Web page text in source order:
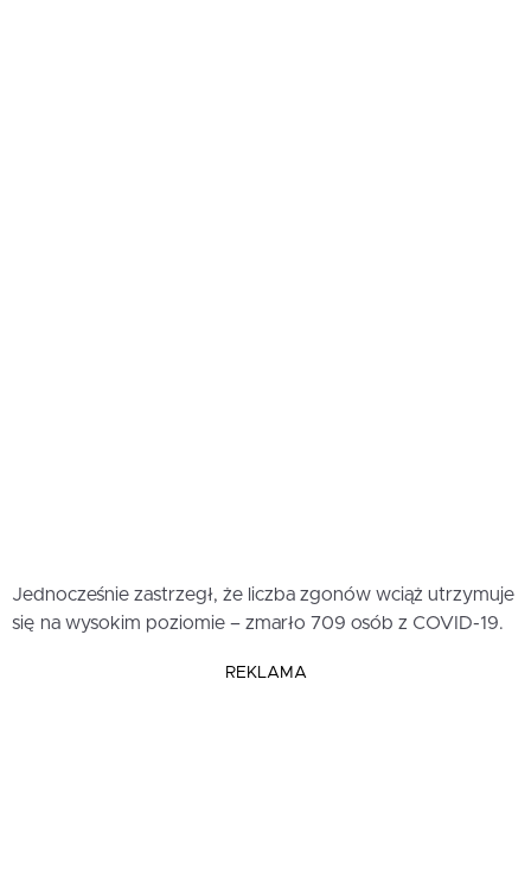
Jednocześnie zastrzegł, że liczba zgonów wciąż utrzymuje
się na wysokim poziomie – zmarło 709 osób z COVID-19.
REKLAMA